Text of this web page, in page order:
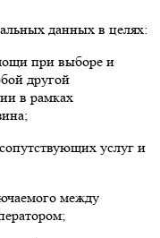
данных в целях:
при выборе и
другой
в рамках
услуг и
между